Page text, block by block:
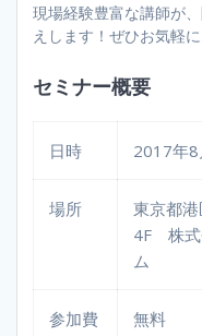
現場経験豊富な講師が
えします！ぜひお気軽
セミナー概要
日時 2017年
場所
東京都
4F 株式
ム
参加費 無料